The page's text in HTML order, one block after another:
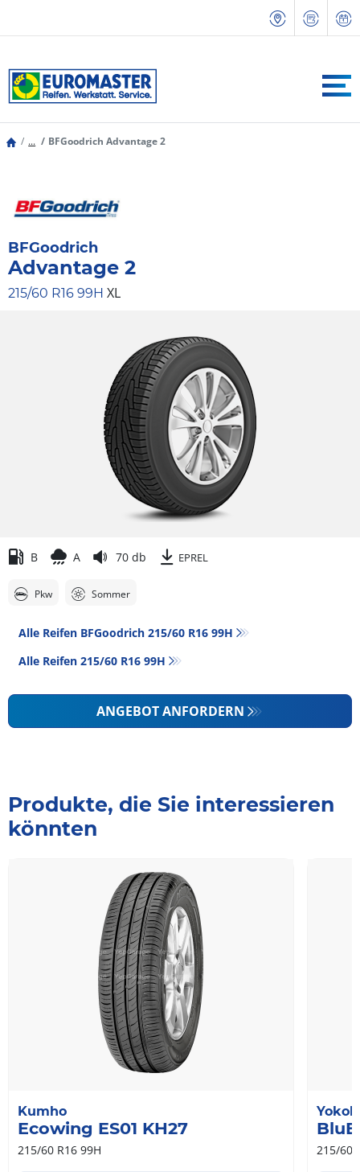
... BFGoodrich Advantage 2
BFGoodrich
Advantage 2
215/60 R16 99H XL
B A 70 db EPREL
Pkw Sommer
Alle Reifen BFGoodrich 215/60 R16 99H
Alle Reifen‎ 215/60 R16 99H
ANGEBOT ANFORDERN
Produkte, die Sie interessieren
könnten
Kumho
Ecowing ES01 KH27
215/60 R16 99H 215/60